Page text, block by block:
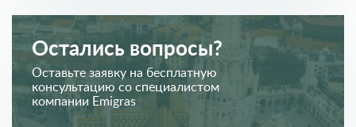
Остались вопросы?
Оставьте заявку на бесплатную
консультацию со специалистом
компании Emigras